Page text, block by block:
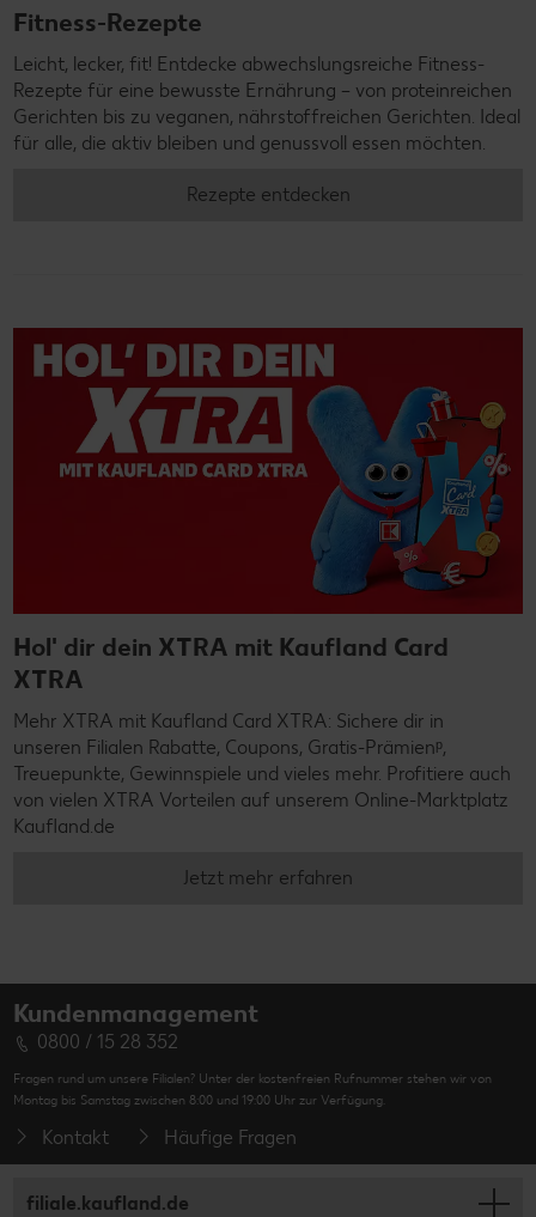
Fitness-Rezepte
Leicht, lecker, fit! Entdecke abwechslungsreiche Fitness-
Rezepte für eine bewusste Ernährung – von proteinreichen
Gerichten bis zu veganen, nährstoffreichen Gerichten. Ideal
für alle, die aktiv bleiben und genussvoll essen möchten.
Rezepte entdecken
Hol' dir dein XTRA mit Kaufland Card
XTRA
Mehr XTRA mit Kaufland Card XTRA: Sichere dir in
unseren Filialen Rabatte, Coupons, Gratis-Prämienᵖ,
Treuepunkte, Gewinnspiele und vieles mehr. Profitiere auch
von vielen XTRA Vorteilen auf unserem Online-Marktplatz
Kaufland.de
Jetzt mehr erfahren
Kundenmanagement
0800 / 15 28 352
Fragen rund um unsere Filialen? Unter der kostenfreien Rufnummer stehen wir von
Montag bis Samstag zwischen 8:00 und 19:00 Uhr zur Verfügung.
Kontakt Häufige Fragen
filiale.kaufland.de